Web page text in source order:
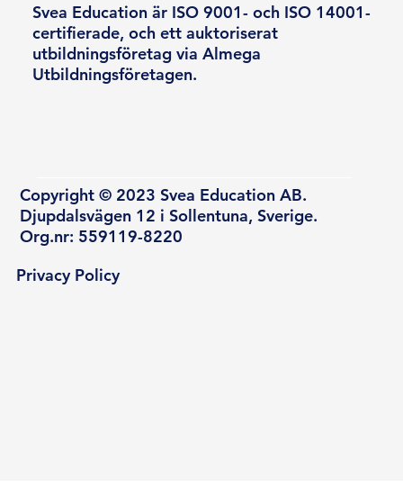
Svea Education är ISO 9001- och ISO 14001-
certifierade, och ett auktoriserat
utbildningsföretag via Almega
Utbildningsföretagen.
Copyright © 2023 Svea Education AB.
Djupdalsvägen 12 i Sollentuna, Sverige.
Org.nr: 559119-8220
Privacy Policy